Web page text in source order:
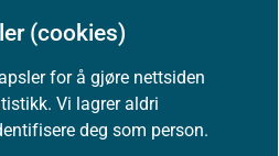
(cookies)
for å gjøre nettsiden
Vi lagrer aldri
deg som person.